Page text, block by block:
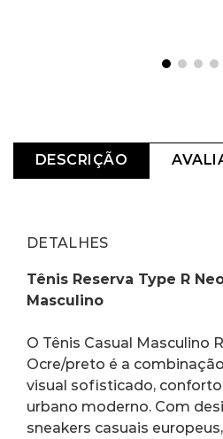
DESCRIÇÃO
DETALHES
Tênis Reserva Type R
Masculino
O Tênis Casual Masculino
Ocre/preto é a
visual sofisticado,
urbano moderno. Com
sneakers casuais